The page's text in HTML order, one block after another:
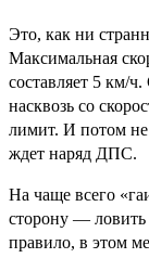
Это, как ни
Максимальная
составляет 5 км/
насквозь со
лимит. И потом не
ждет наряд ДПС.
На чаще всего
сторону — ловить
правило, в этом